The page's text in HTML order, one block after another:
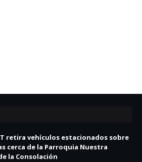
retira vehículos estacionados sobre
cerca de la Parroquia Nuestra
la Consolación